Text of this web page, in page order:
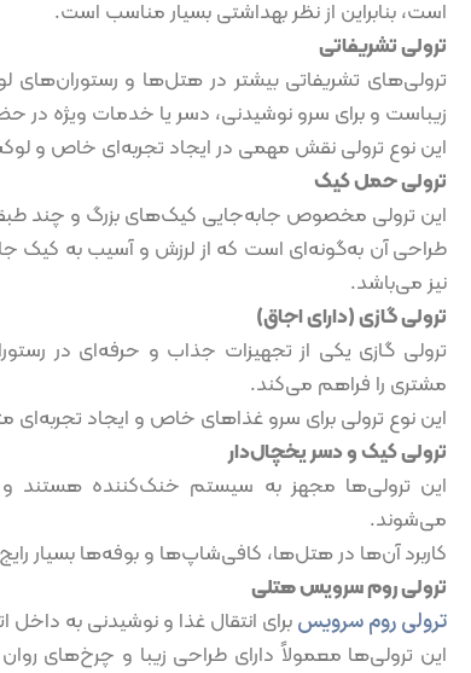
است، بنابراین از نظر بهداشتی بسیار مناسب است.
ترولی تشریفاتی
ترولی‌های تشریفاتی بیشتر در هتل‌ها و
زیباست و برای سرو نوشیدنی، دسر یا خدمات ویژه در
این نوع ترولی نقش مهمی در ایجاد تجربه‌ای خاص و
ترولی حمل کیک
این ترولی مخصوص جابه‌جایی کیک‌های بزرگ و چند
طراحی آن به‌گونه‌ای است که از لرزش و آسیب به کیک
نیز می‌باشد.
ترولی گازی (دارای اجاق)
ترولی گازی یکی از تجهیزات جذاب و حرفه‌ای در
مشتری را فراهم می‌کند.
این نوع ترولی برای سرو غذاهای خاص و ایجاد تجربه‌ای
ترولی کیک و دسر یخچال‌دار
این ترولی‌ها مجهز به سیستم خنک‌کننده هستند و
می‌شوند.
کاربرد آن‌ها در هتل‌ها، کافی‌شاپ‌ها و بوفه‌ها
ترولی روم سرویس هتلی
ترولی روم سرویسبرای انتقال غذا و نوشیدنی به
این ترولی‌ها معمولاً دارای طراحی زیبا و چرخ‌های